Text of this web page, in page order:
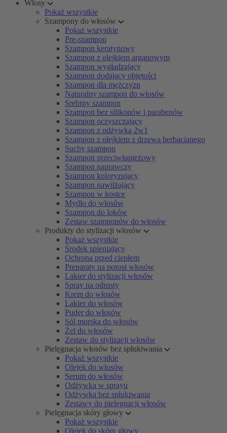
Włosy
Pokaż wszystkie
Szampony do włosów
Pokaż wszystkie
Pre-szampon
Szampon keratynowy
Szampon z olejkiem arganowym
Szampon wygładzający
Szampon dodający objętości
Szampon dla mężczyzn
Naturalny szampon do włosów
Srebrny szampon
Szampon bez silikonów i parabenów
Szampon oczyszczający
Szampon z odżywką 2w1
Szampon z olejkiem z drzewa herbacianego
Suchy szampon
Szampon przeciwłupieżowy
Szampon naprawczy
Szampon koloryzujący
Szampon nawilżający
Szampon w kostce
Mydło do włosów
Szampon do loków
Zestaw szamponów do włosów
Produkty do stylizacji włosów
Pokaż wszystkie
Środek spieniający
Ochrona przed ciepłem
Preparaty na porost włosów
Lakier do stylizacji włosów
Spray na odrosty
Krem do włosów
Lakier do włosów
Puder do włosów
Sól morska do włosów
Żel do włosów
Zestaw do stylizacji włosów
Pielęgnacja włosów bez spłukiwania
Pokaż wszystkie
Olejek do włosów
Serum do włosów
Odżywka w sprayu
Odżywka bez spłukiwania
Zestawy do pielęgnacji włosów
Pielęgnacja skóry głowy
Pokaż wszystkie
Olejek do skóry głowy